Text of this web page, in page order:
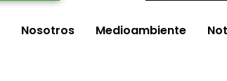
Nosotros Medioambiente